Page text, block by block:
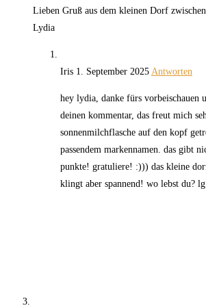
Lieben Gruß aus dem kleinen Dorf
Lydia
Iris 1. September 2025 Antworten
hey lydia, danke fürs vorbeischauen
deinen kommentar, das freut mich
sonnenmilchflasche auf den kopf
passendem markennamen. das gibt
punkte! gratuliere! :))) das kleine
klingt aber spannend! wo lebst du? lg